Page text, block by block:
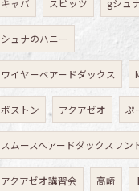
キャバ スピッツ gシュ
シュナのハニー
ワイヤーベアードダックス
ボストン アクアゼオ ぷ
スムースヘアードダックスフン
アクアゼオ講習会 高崎